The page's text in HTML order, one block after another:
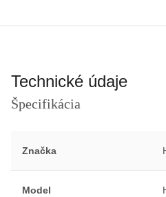
Technické údaje
Špecifikácia
Značka
Model